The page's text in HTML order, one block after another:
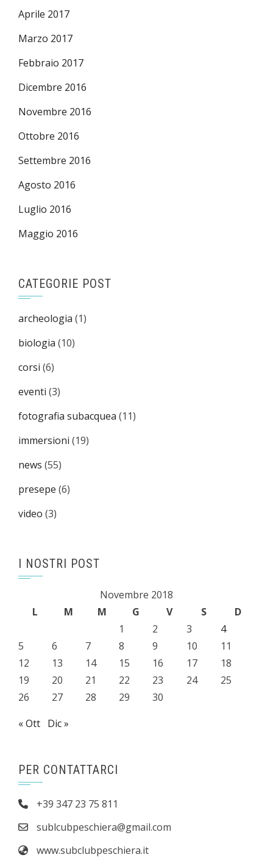
Aprile 2017
Marzo 2017
Febbraio 2017
Dicembre 2016
Novembre 2016
Ottobre 2016
Settembre 2016
Agosto 2016
Luglio 2016
Maggio 2016
CATEGORIE POST
archeologia (1)
biologia (10)
corsi (6)
eventi (3)
fotografia subacquea (11)
immersioni (19)
news (55)
presepe (6)
video (3)
I NOSTRI POST
Novembre 2018
L
M M G V S
D
1
2 3
4
5
6 7 8 9 10
11
12
13 14 15 16 17
18
19
20 21 22 23 24
25
26
27 28 29
30
« Ott Dic »
PER CONTATTARCI
+39 347 23 75 811
sublcubpeschiera@gmail.com
www.subclubpeschiera.it